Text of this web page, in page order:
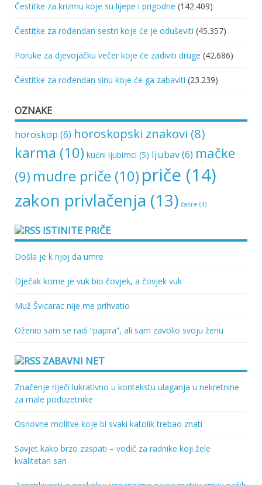
Čestitke za krizmu koje su lijepe i prigodne (142.409)
Čestitke za rođendan sestri koje će je oduševiti (45.357)
Poruke za djevojačku večer koje će zadiviti druge (42.686)
Čestitke za rođendan sinu koje će ga zabaviti (23.239)
OZNAKE
horoskop (6) horoskopski znakovi (8)
karma (10) kućni ljubimci (5) ljubav(6) mačke
(9) mudre priče (10) priče (14)
zakon privlačenja (13) čakre (4)
ISTINITE PRIČE
Došla je k njoj da umre
Dječak kome je vuk bio čovjek, a čovjek vuk
Muž Švicarac nije me prihvatio
Oženio sam se radi “papira”, ali sam zavolio svoju ženu
ZABAVNI NET
Značenje riječi lukrativno u kontekstu ulaganja u nekretnine
za male poduzetnike
Osnovne molitve koje bi svaki katolik trebao znati
Savjet kako brzo zaspati – vodič za radnike koji žele
kvalitetan san